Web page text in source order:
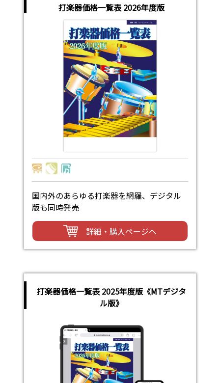
打楽器価格一覧表 2026年度版
国内外のあらゆる打楽器を網羅、デジタル
版も同時発売
詳細・購入ページへ
打楽器価格一覧表 2025年度版《MTデジタ
ル版》